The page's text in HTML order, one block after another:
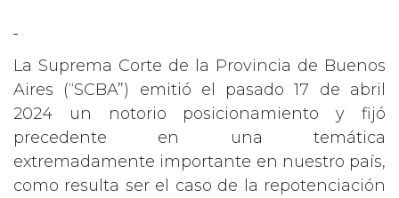
La Suprema Corte de la Provincia de Buenos
Aires (“SCBA”) emitió el pasado 17 de abril
2024 un notorio posicionamiento y fijó
precedente en una temática
extremadamente importante en nuestro país,
como resulta ser el caso de la repotenciación